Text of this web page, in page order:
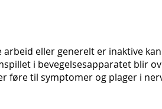
eller generelt er inaktive kan
i bevegelsesapparatet blir
føre til symptomer og plager i